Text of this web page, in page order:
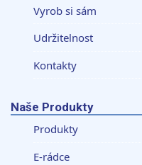
Vyrob si sám
Udržitelnost
Kontakty
Naše Produkty
Produkty
E-rádce